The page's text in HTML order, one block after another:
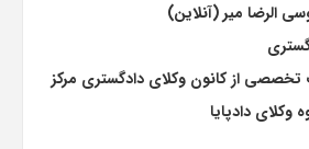
الرضا میر (آنلاین)
تخصصی از کانون وکلای دادگستری مرکز
دادپایا